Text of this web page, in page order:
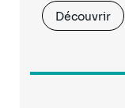
Découvrir